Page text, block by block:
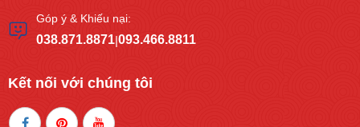
Góp ý & Khiếu nại:
038.871.8871|093.466.8811
Kết nối với chúng tôi